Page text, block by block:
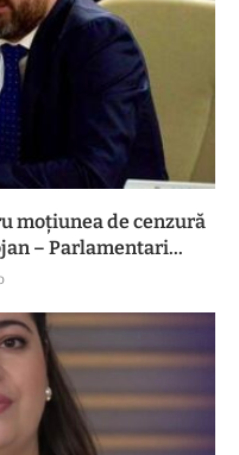
moțiunea de cenzură
– Parlamentari...